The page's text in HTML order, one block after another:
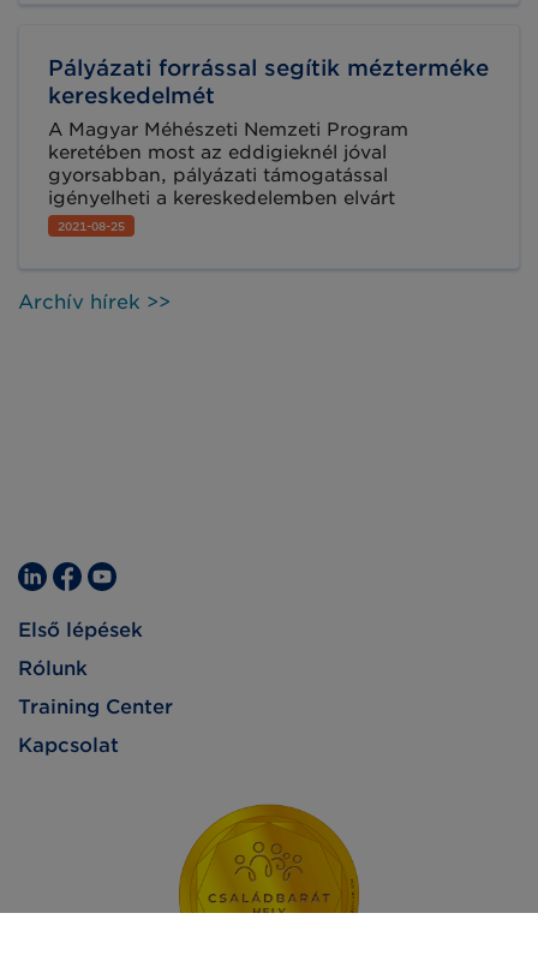
Pályázati forrással segítik mézterméke
kereskedelmét
A Magyar Méhészeti Nemzeti Program
keretében most az eddigieknél jóval
gyorsabban, pályázati támogatással
igényelheti a kereskedelemben elvárt
vonalkódokhoz szükséges GS1 szabvány
licencet, amellyel együtt a vonalkódok
Önnek a GS1 Magyarország.
2021-08-25
Archív hírek >>
Első lépések
Rólunk
Training Center
Kapcsolat